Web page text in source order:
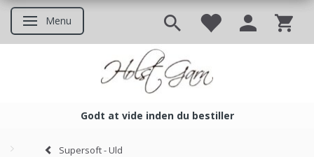
Skifte navigation
Menu
Godt at vide inden du bestiller
Supersoft - Uld